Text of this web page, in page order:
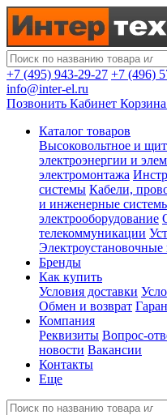
+7 (495) 943-29-27 +7 (496)
info@inter-el.ru
Позвонить Кабинет Корзина
Каталог товаров
Высоковольтное и
электроэнергии и
электромонтажа
системы Кабели,
и инженерные
электрооборудование
телекоммуникации
Электроустановочные
Бренды
Как купить
Условия доставки
Обмен и возврат
Компания
Реквизиты Вопрос-
новости Вакансии
Контакты
Еще